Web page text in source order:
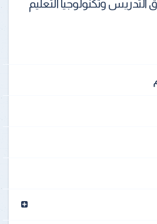
وتكنولوجيا التعليم